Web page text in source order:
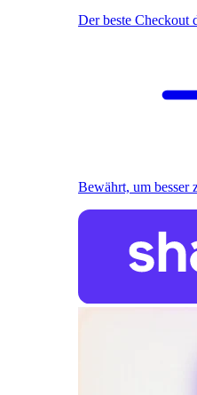
Der beste Checkout
Bewährt, um besser